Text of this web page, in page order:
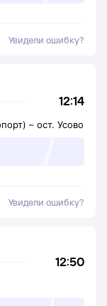
Увидели ошибку?
12:14
– ост. Усово
Увидели ошибку?
12:50